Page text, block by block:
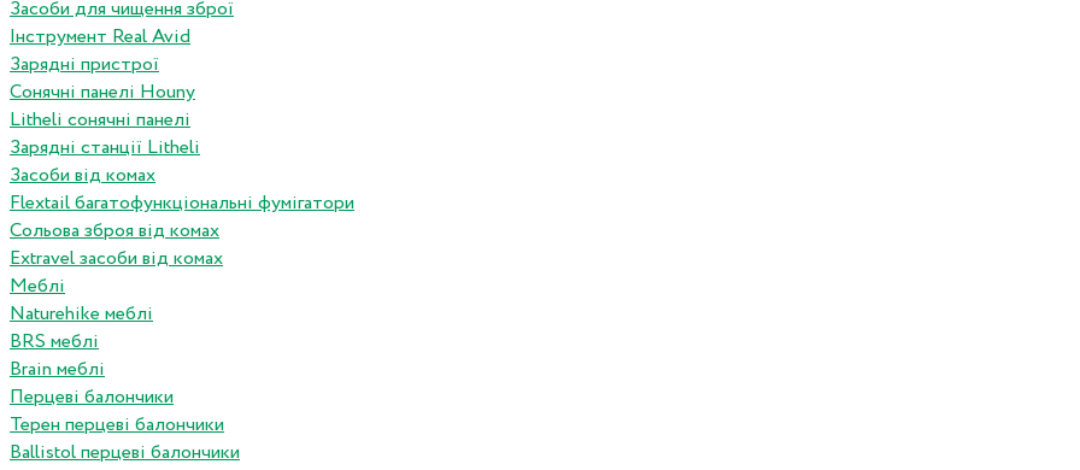
Засоби для чищення зброї
Інструмент Real Avid
Зарядні пристрої
Сонячні панелі Houny
Litheli сонячні панелі
Зарядні станції Litheli
Засоби від комах
Flextail багатофункціональні фумігатори
Сольова зброя від комах
Extravel засоби від комах
Меблі
Naturehike меблі
BRS меблі
Brain меблі
Перцеві балончики
Терен перцеві балончики
Ballistol перцеві балончики